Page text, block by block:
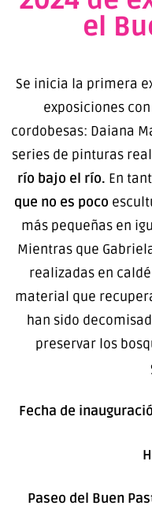
el
Se inicia la primera
exposiciones
cordobesas: Daiana
series de pinturas
río bajo el río. En
que no es poco
más pequeñas en
Mientras que
realizadas en
material que
han sido
preservar los
Fecha de
Paseo del Buen